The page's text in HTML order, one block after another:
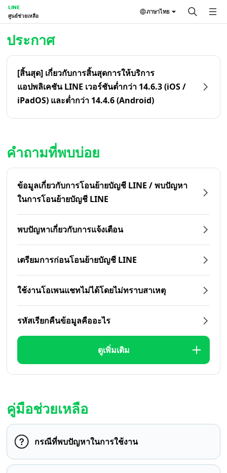
LINE
ศูนย์ช่วยเหลือ
ภาษาไทย
ประกาศ
[สิ้นสุด] เกี่ยวกับการสิ้นสุดการให้บริการ
แอปพลิเคชัน LINE เวอร์ชันต่ำกว่า 14.6.3 (iOS /
iPadOS) และต่ำกว่า 14.4.6 (Android)
คำถามที่พบบ่อย
ข้อมูลเกี่ยวกับการโอนย้ายบัญชี LINE / พบปัญหา
ในการโอนย้ายบัญชี LINE
พบปัญหาเกี่ยวกับการแจ้งเตือน
เตรียมการก่อนโอนย้ายบัญชี LINE
ใช้งานโอเพนแชทไม่ได้โดยไม่ทราบสาเหตุ
รหัสเรียกคืนข้อมูลคืออะไร
ดูเพิ่มเติม
คู่มือช่วยเหลือ
กรณีที่พบปัญหาในการใช้งาน